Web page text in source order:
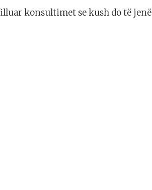
konsultimet se kush do të jenë